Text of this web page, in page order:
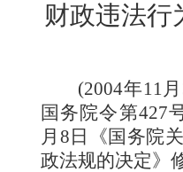
财政违法行
(2004年11
国务院令第427
月8日《国务院
政法规的决定》